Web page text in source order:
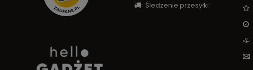
Śledzenie przesyłki